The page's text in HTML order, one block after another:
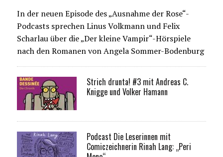
In der neuen Episode des „Ausnahme der Rose“-
Podcasts sprechen Linus Volkmann und Felix
Scharlau über die „Der kleine Vampir“-Hörspiele
nach den Romanen von Angela Sommer-Bodenburg
Strich drunta! #3 mit Andreas C.
Knigge und Volker Hamann
Podcast Die Leserinnen mit
Comiczeichnerin Rinah Lang: „Peri